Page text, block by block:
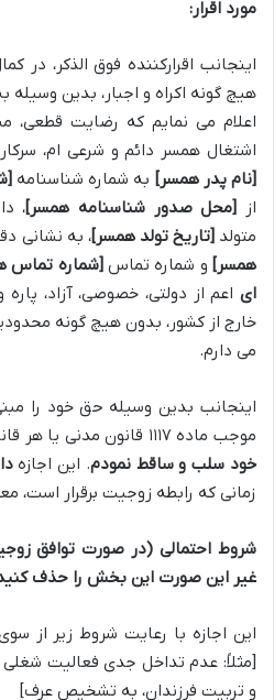
مورد اقرار:
اینجانب اقرارکننده فوق الذکر،
هیچ گونه اکراه و اجبار، بدین
اعلام می نمایم که رضایت قطعی،
اشتغال همسر دائم و شرعی ام،
[نام پدر همسر] به شماره شناسنامه
از
[محل صدور شناسنامه همسر]،
متولد [تاریخ تولد همسر]، به نشانی
همسر] و شماره تماس [شماره تماس
ای اعم از دولتی، خصوصی، آزاد،
خارج از کشور، بدون هیچ گونه
می دارم.
اینجانب بدین وسیله حق خود را
موجب ماده ۱۱۱۷ قانون مدنی یا هر قانون دیگری،
خود سلب و ساقط نمودم. این اجازه
زمانی که رابطه زوجیت برقرار است،
شروط احتمالی (در صورت توافق
غیر این صورت این بخش را حذف
این اجازه با رعایت شروط زیر از
[مثلاً: عدم تداخل جدی فعالیت شغلی
و تربیت فرزندان، به تشخیص عرف]